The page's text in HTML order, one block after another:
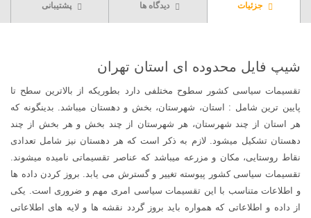
جزئیات دیدگاه ها پشتیبانی
شیپ فایل محدوده ای استان تهران
تقسیمات سیاسی کشور سطوح مختلفی دارد بطوریکه از بالاترین سطح تا
پایین ترین شامل : استان، شهرستان، بخش و دهستان میباشد. بدینگونه که
هر استان از چند شهرستان، هر شهرستان از چند بخش و هر بخش از چند
دهستان تشکیل میشود. لازم به ذکر است که هر دهستان نیز شامل تعدادی
نقاط روستایی، مکان و مزرعه میباشد که عناصر تقسیماتی نامیده میشوند.
تقسیمات سیاسی کشور پیوسته تغییر و گسترش می یابد. بروز کردن داده ها
و اطلاعات متناسب با این تقسیمات سیاسی امری مهم و ضروری است. یکی
از داده و اطلاعاتی که همواره باید بروز گردد نقشه ها و لایه های اطلاعاتی